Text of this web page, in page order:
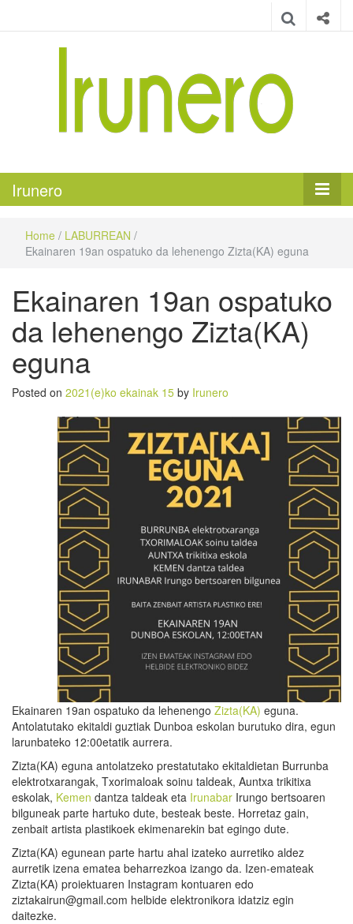
Irunero
Home / LABURREAN /
Ekainaren 19an ospatuko da lehenengo Zizta(KA) eguna
Ekainaren 19an ospatuko
da lehenengo Zizta(KA)
eguna
Posted on 2021(e)ko ekainak 15 by Irunero
Ekainaren 19an ospatuko da lehenengo Zizta(KA) eguna.
Antolatutako ekitaldi guztiak Dunboa eskolan burutuko dira, egun
larunbateko 12:00etatik aurrera.
Zizta(KA) eguna antolatzeko prestatutako ekitaldietan Burrunba
elektrotxarangak, Txorimaloak soinu taldeak, Auntxa trikitixa
eskolak, Kemen dantza taldeak eta Irunabar Irungo bertsoaren
bilguneak parte hartuko dute, besteak beste. Horretaz gain,
zenbait artista plastikoek ekimenarekin bat egingo dute.
Zizta(KA) egunean parte hartu ahal izateko aurretiko aldez
aurretik izena ematea beharrezkoa izango da. Izen-emateak
Zizta(KA) proiektuaren Instagram kontuaren edo
ziztakairun@gmail.com helbide elektronikora idatziz egin
daitezke.